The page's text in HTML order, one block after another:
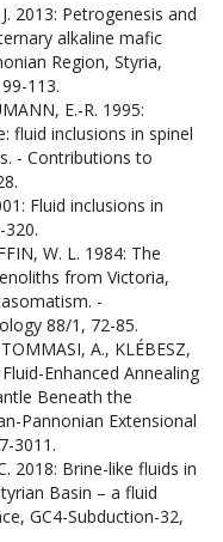
2013: Petrogenesis and
alkaline mafic
Region, Styria,
113.
E.-R. 1995:
fluid inclusions in spinel
- Contributions to
Fluid inclusions in
W. L. 1984: The
from Victoria,
-
88/1, 72-85.
A., KLÉBESZ,
Enhanced Annealing
Beneath the
Pannonian Extensional
3011.
2018: Brine-like fluids in
Basin – a fluid
GC4-Subduction-32,